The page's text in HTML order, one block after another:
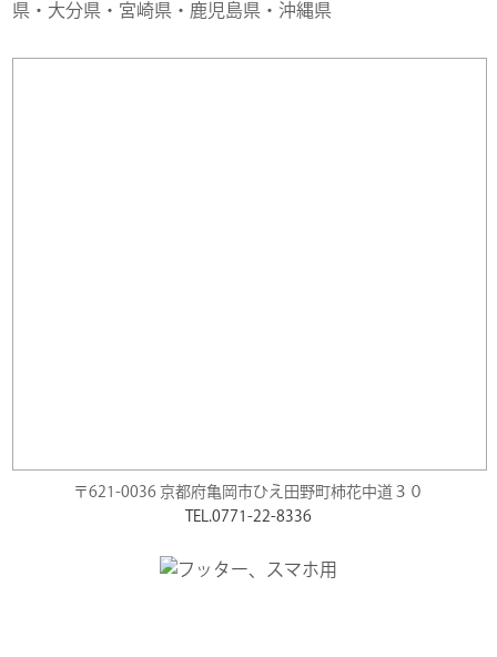
県・大分県・宮崎県・鹿児島県・沖縄県
〒621-0036 京都府亀岡市ひえ田野町柿花中道３０
TEL.0771-22-8336